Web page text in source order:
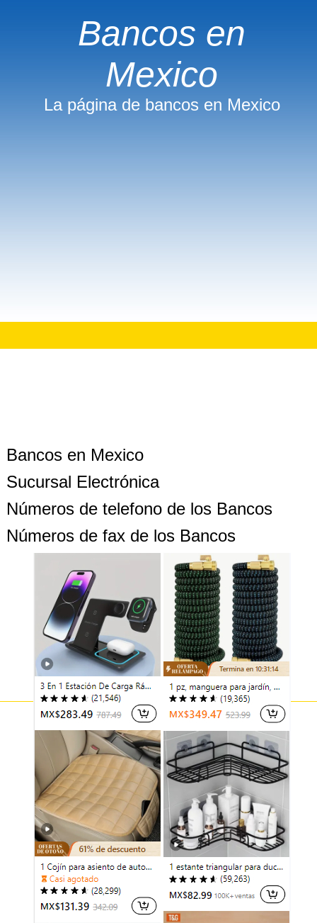
Bancos en
Mexico
La página de bancos en Mexico
Bancos en Mexico
Sucursal Electrónica
Números de telefono de los Bancos
Números de fax de los Bancos